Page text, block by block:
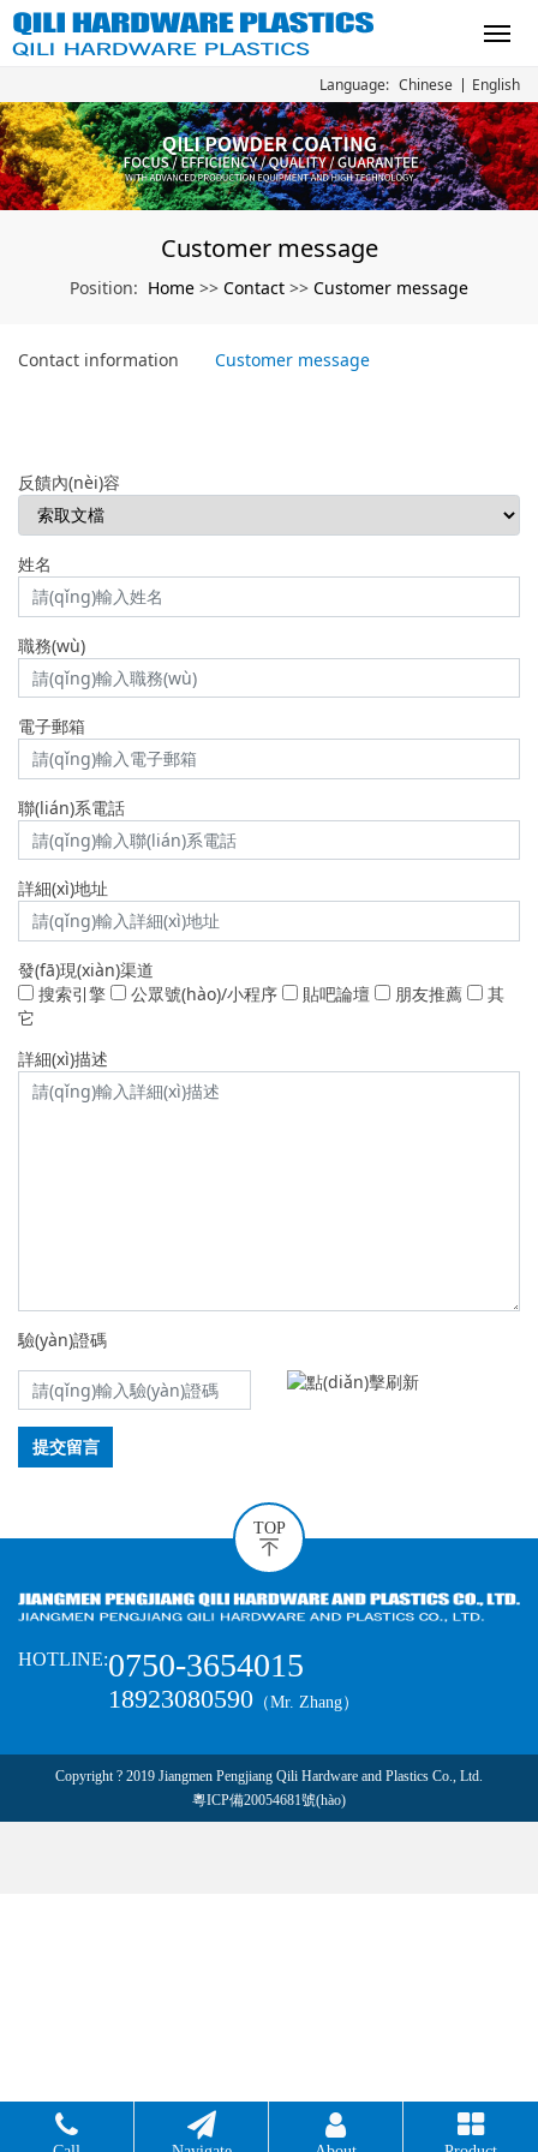
Language: Chinese English
Customer message
Position: Home >> Contact >> Customer message
Contact information Customer message
反饋內(nèi)容
姓名
職務(wù)
電子郵箱
聯(lián)系電話
詳細(xì)地址
發(fā)現(xiàn)渠道
搜索引擎
公眾號(hào)/小程序 貼吧論壇 朋友推薦
其
它
詳細(xì)描述
驗(yàn)證碼
提交留言
TOP
HOTLINE:0750-3654015
18923080590 （Mr. Zhang）
Copyright ? 2019 Jiangmen Pengjiang Qili Hardware and Plastics Co., Ltd.
粵ICP備20054681號(hào)